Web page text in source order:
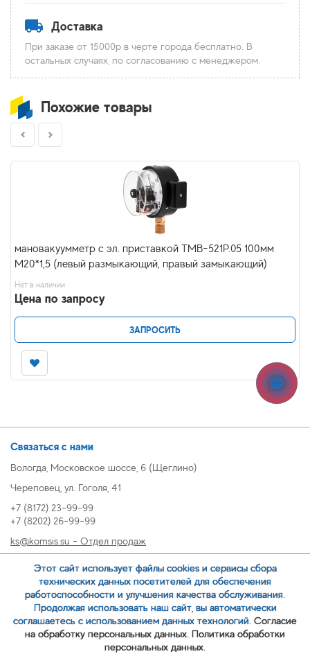
Доставка
При заказе от 15000р в черте города бесплатно. В
остальных случаях, по согласованию с менеджером.
Похожие товары
мановакуумметр с эл. приставкой ТМВ-521Р.05 100мм
М20*1,5 (левый размыкающий, правый замыкающий)
Нет в наличии
Цена по запросу
ЗАПРОСИТЬ
Связаться с нами
Вологда, Московское шоссе, 6 (Щеглино)
Череповец, ул. Гоголя, 41
+7 (8172) 23-99-99
+7 (8202) 26-99-99
ks@komsis.su - Отдел продаж
oz@komsis.su - Отдел закупок
ЗАКАЗАТЬ ЗВОНОК
Этот сайт использует файлы cookies и сервисы сбора
технических данных посетителей для обеспечения
работоспособности и улучшения качества обслуживания.
Продолжая использовать наш сайт, вы автоматически
соглашаетесь с использованием данных технологий. Согласие
на обработку персональных данных. Политика обработки
персональных данных.